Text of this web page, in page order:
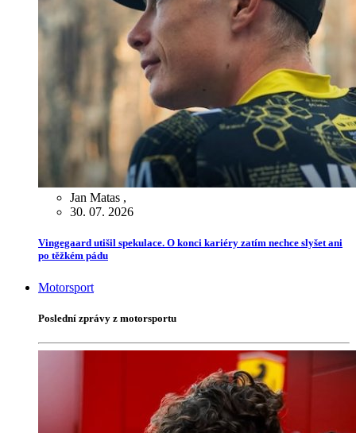
Jan Matas ,
30. 07. 2026
Vingegaard utišil spekulace. O konci kariéry zatím nechce slyšet ani
po těžkém pádu
Motorsport
Poslední zprávy z motorsportu